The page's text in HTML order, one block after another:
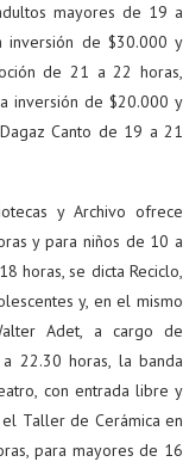
mayores de 19 a
inversión de $30.000 y
de 21 a 22 horas,
inversión de $20.000 y
Canto de 19 a 21
y Archivo ofrece
y para niños de 10 a
horas, se dicta Reciclo,
y, en el mismo
Adet, a cargo de
22.30 horas, la banda
con entrada libre y
Taller de Cerámica en
para mayores de 16